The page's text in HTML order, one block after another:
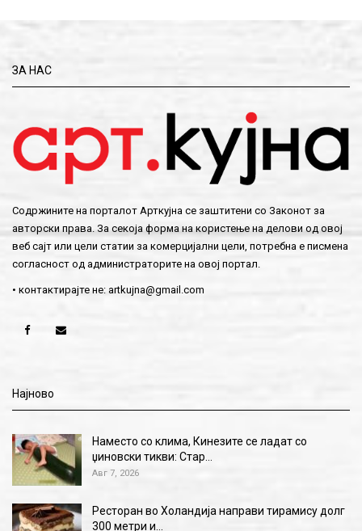
ЗА НАС
Содржините на порталот Арткујна се заштитени со Законот за
авторски права. За секоја форма на користење на делови од овој
веб сајт или цели статии за комерцијални цели, потребна е писмена
согласност од администраторите на овој портал.
• контактирајте не: artkujna@gmail.com
Најново
Наместо со клима, Кинезите се ладат со
џиновски тикви: Стар…
Авг 7, 2026
Ресторан во Холандија направи тирамису долг
300 метри и…